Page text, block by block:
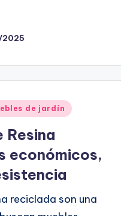
2025
de jardín
Resina
económicos,
reciclada son una